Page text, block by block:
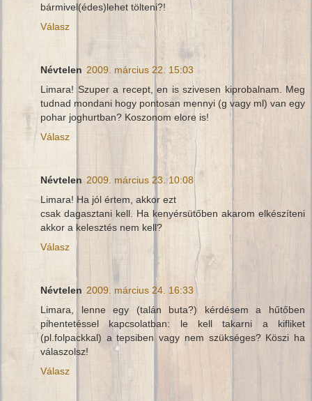
bármivel(édes)lehet tölteni?!
Válasz
Névtelen 2009. március 22. 15:03
Limara! Szuper a recept, en is szivesen kiprobalnam. Meg
tudnad mondani hogy pontosan mennyi (g vagy ml) van egy
pohar joghurtban? Koszonom elore is!
Válasz
Névtelen 2009. március 23. 10:08
Limara! Ha jól értem, akkor ezt
csak dagasztani kell. Ha kenyérsütőben akarom elkészíteni
akkor a kelesztés nem kell?
Válasz
Névtelen 2009. március 24. 16:33
Limara, lenne egy (talán buta?) kérdésem a hűtőben
pihentetéssel kapcsolatban: le kell takarni a kifliket
(pl.folpackkal) a tepsiben vagy nem szükséges? Köszi ha
válaszolsz!
Válasz